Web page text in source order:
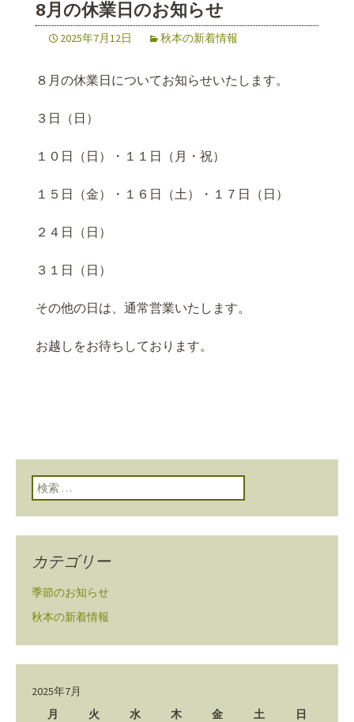
8月の休業日のお知らせ
2025年7月12日 秋本の新着情報
８月の休業日についてお知らせいたします。
３日（日）
１０日（日）・１１日（月・祝）
１５日（金）・１６日（土）・１７日（日）
２４日（日）
３１日（日）
その他の日は、通常営業いたします。
お越しをお待ちしております。
検索:
カテゴリー
季節のお知らせ
秋本の新着情報
2025年7月
月
火 水 木 金 土 日